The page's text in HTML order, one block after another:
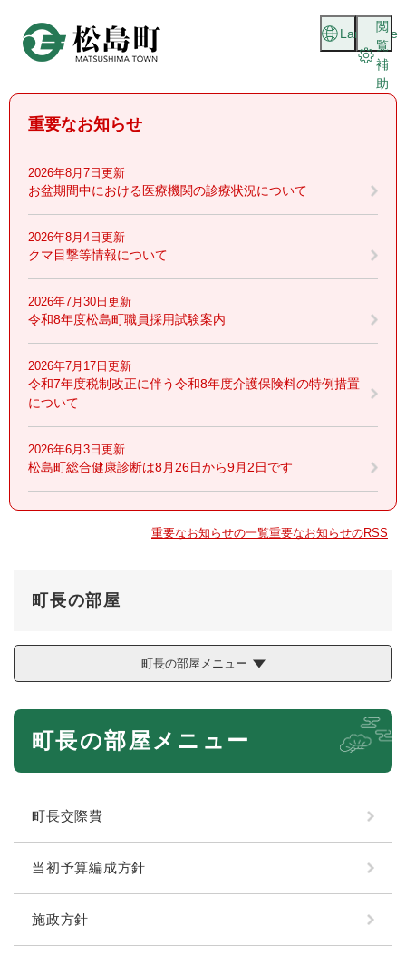
頭
閲
覧
補
助
Language
重要なお知らせ
2026年8月7日更新
お盆期間中における医療機関の診療状況について
2026年8月4日更新
クマ目撃等情報について
2026年7月30日更新
令和8年度松島町職員採用試験案内
2026年7月17日更新
令和7年度税制改正に伴う令和8年度介護保険料の特例措置
について
2026年6月3日更新
松島町総合健康診断は8月26日から9月2日です
重要なお知らせの一覧重要なお知らせのRSS
町長の部屋
町長の部屋メニュー
本
町長の部屋メニュー
町長交際費
当初予算編成方針
施政方針